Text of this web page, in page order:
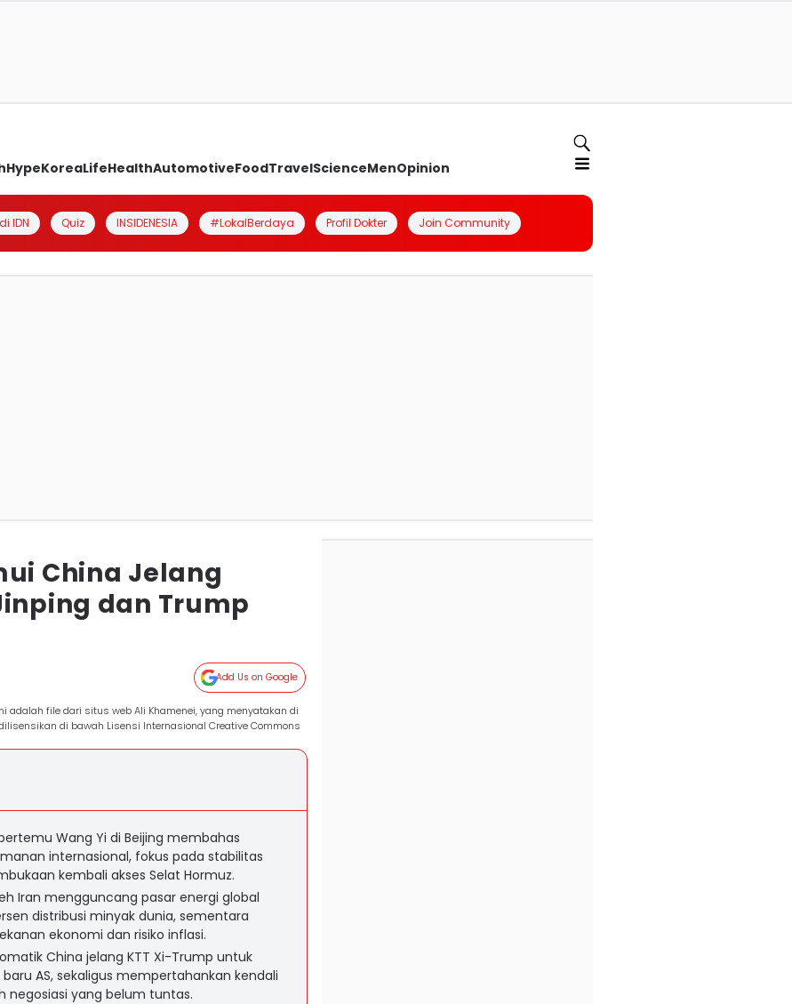
HypeKoreaLifeHealthAutomotiveFoodTravelScienceMenOpinion
IDN Quiz INSIDENESIA #LokalBerdaya Profil Dokter Join Community
China Jelang
dan Trump
Add Us on Google
adalah file dari situs web Ali Khamenei, yang menyatakan di
di bawah Lisensi Internasional Creative Commons
Wang Yi di Beijing membahas
internasional, fokus pada stabilitas
kembali akses Selat Hormuz.
Iran mengguncang pasar energi global
distribusi minyak dunia, sementara
ekonomi dan risiko inflasi.
China jelang KTT Xi-Trump untuk
AS, sekaligus mempertahankan kendali
negosiasi yang belum tuntas.